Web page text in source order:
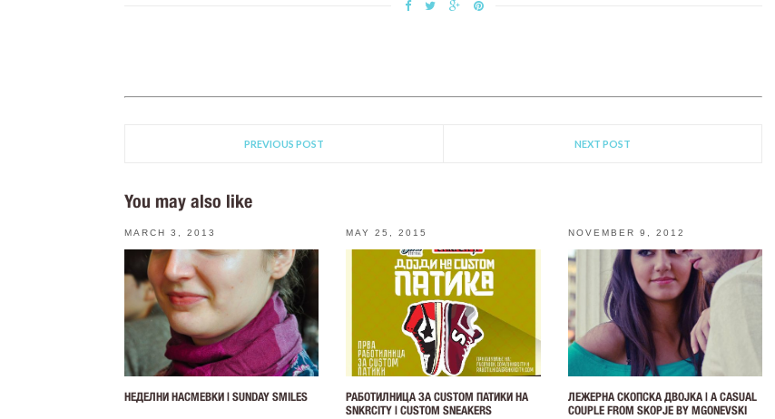
PREVIOUS POST NEXT POST
You may also like
MARCH 3, 2013
НЕДЕЛНИ НАСМЕВКИ | SUNDAY SMILES
MAY 25, 2015
РАБОТИЛНИЦА ЗА CUSTOM ПАТИКИ НА
SNKRCITY | CUSTOM SNEAKERS
NOVEMBER 9, 2012
ЛЕЖЕРНА СКОПСКА ДВОЈКА | A CASUAL
COUPLE FROM SKOPJE BY MGONEVSKI